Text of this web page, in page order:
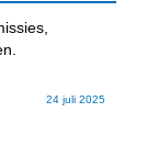
24 juli 2025